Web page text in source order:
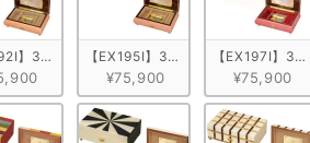
突板仕上げ　ブラウン
】30弁 ORPHEUS イタリア象嵌小物入れ付き
【EX195I】30弁 ORPHEUS イタ
¥75,900
【EX197I】
¥75,900